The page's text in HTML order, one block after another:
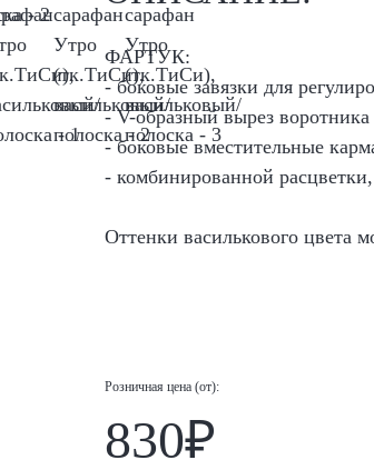
ФАРТУК:
- боковые завязки для
- V-образный вырез воротника
- боковые вместительные
- комбинированной
Оттенки василькового цвета
Розничная цена (от):
830₽